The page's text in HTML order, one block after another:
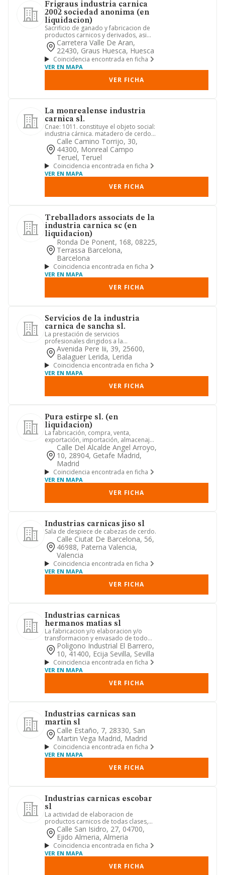
Frigraus industria carnica
2002 sociedad anonima (en
liquidacion)
Sacrificio de ganado y fabricacion de
productos carnicos y derivados, asi
como la comercializacion ...
Carretera Valle De Aran,
22430, Graus Huesca, Huesca
Coincidencia encontrada en ficha
VER EN MAPA
VER FICHA
La monrealense industria
carnica sl.
Cnae: 1011. constituye el objeto social:
industria cárnica. matadero de cerdos.
sala de despiece. f...
Calle Camino Torrijo, 30,
44300, Monreal Campo
Teruel, Teruel
Coincidencia encontrada en ficha
VER EN MAPA
VER FICHA
Treballadors associats de la
industria carnica sc (en
liquidacion)
Ronda De Ponent, 168, 08225,
Terrassa Barcelona,
Barcelona
Coincidencia encontrada en ficha
VER EN MAPA
VER FICHA
Servicios de la industria
carnica de sancha sl.
La prestación de servicios
profesionales dirigidos a la
manipulación de toda clase de
productos cár...
Avenida Pere Iii, 39, 25600,
Balaguer Lerida, Lerida
Coincidencia encontrada en ficha
VER EN MAPA
VER FICHA
Pura estirpe sl. (en
liquidacion)
La fabricación, compra, venta,
exportación, importación, almacenaje,
conservación y distribución de...
Calle Del Alcalde Angel Arroyo,
10, 28904, Getafe Madrid,
Madrid
Coincidencia encontrada en ficha
VER EN MAPA
VER FICHA
Industrias carnicas jiso sl
Sala de despiece de cabezas de cerdo.
Calle Ciutat De Barcelona, 56,
46988, Paterna Valencia,
Valencia
Coincidencia encontrada en ficha
VER EN MAPA
VER FICHA
Industrias carnicas
hermanos matias sl
La fabricacion y/o elaboracion y/o
transformacion y envasado de todo
tipo de productos alimenticios...
Poligono Industrial El Barrero,
10, 41400, Ecija Sevilla, Sevilla
Coincidencia encontrada en ficha
VER EN MAPA
VER FICHA
Industrias carnicas san
martin sl
Calle Estaño, 7, 28330, San
Martin Vega Madrid, Madrid
Coincidencia encontrada en ficha
VER EN MAPA
VER FICHA
Industrias carnicas escobar
sl
La actividad de elaboracion de
productos carnicos de todas clases,
saladero secadero de jamones y e...
Calle San Isidro, 27, 04700,
Ejido Almeria, Almeria
Coincidencia encontrada en ficha
VER EN MAPA
VER FICHA